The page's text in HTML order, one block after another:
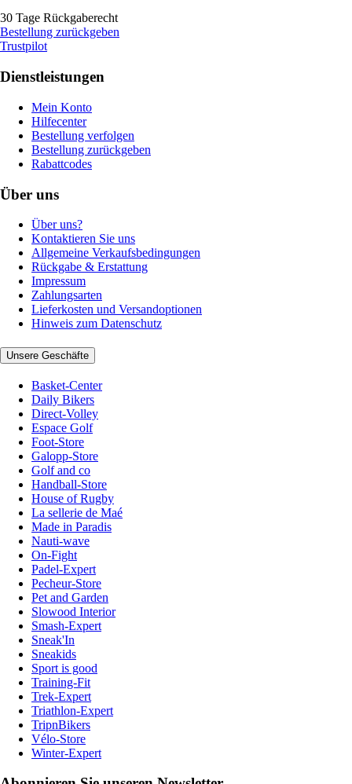
30 Tage Rückgaberecht
Bestellung zurückgeben
Trustpilot
Dienstleistungen
Mein Konto
Hilfecenter
Bestellung verfolgen
Bestellung zurückgeben
Rabattcodes
Über uns
Über uns?
Kontaktieren Sie uns
Allgemeine Verkaufsbedingungen
Rückgabe & Erstattung
Impressum
Zahlungsarten
Lieferkosten und Versandoptionen
Hinweis zum Datenschutz
Unsere Geschäfte
Basket-Center
Daily Bikers
Direct-Volley
Espace Golf
Foot-Store
Galopp-Store
Golf and co
Handball-Store
House of Rugby
La sellerie de Maé
Made in Paradis
Nauti-wave
On-Fight
Padel-Expert
Pecheur-Store
Pet and Garden
Slowood Interior
Smash-Expert
Sneak'In
Sneakids
Sport is good
Training-Fit
Trek-Expert
Triathlon-Expert
TripnBikers
Vélo-Store
Winter-Expert